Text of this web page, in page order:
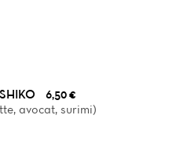
6,50 €
avocat, surimi)